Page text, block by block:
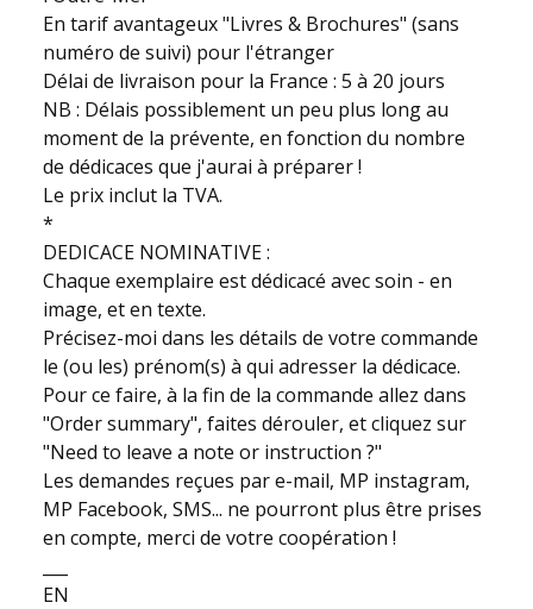
En tarif avantageux "Livres & Brochures" (sans
numéro de suivi) pour l'étranger
Délai de livraison pour la France : 5 à 20 jours
NB : Délais possiblement un peu plus long au
moment de la prévente, en fonction du nombre
de dédicaces que j'aurai à préparer !
Le prix inclut la TVA.
*
DEDICACE NOMINATIVE :
Chaque exemplaire est dédicacé avec soin - en
image, et en texte.
Précisez-moi dans les détails de votre commande
le (ou les) prénom(s) à qui adresser la dédicace.
Pour ce faire, à la fin de la commande allez dans
"Order summary", faites dérouler, et cliquez sur
"Need to leave a note or instruction ?"
Les demandes reçues par e-mail, MP instagram,
MP Facebook, SMS... ne pourront plus être prises
en compte, merci de votre coopération !
EN